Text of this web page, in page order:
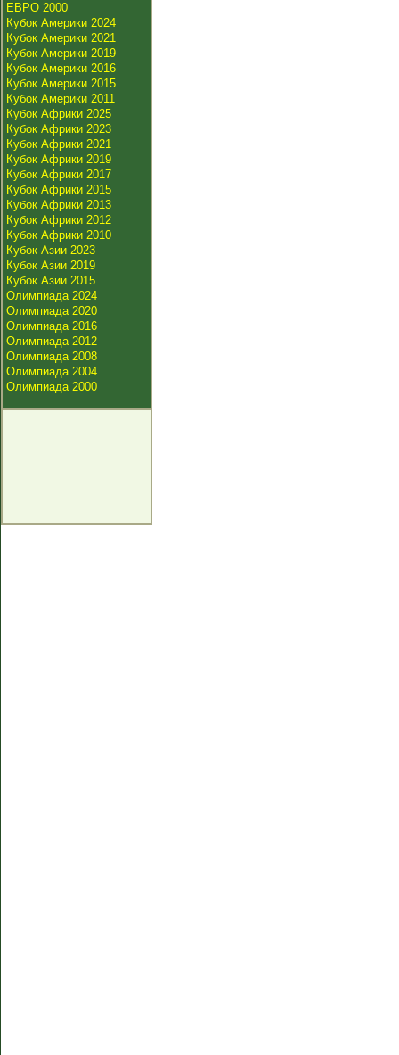
ЕВРО 2000
Кубок Америки 2024
Кубок Америки 2021
Кубок Америки 2019
Кубок Америки 2016
Кубок Америки 2015
Кубок Америки 2011
Кубок Африки 2025
Кубок Африки 2023
Кубок Африки 2021
Кубок Африки 2019
Кубок Африки 2017
Кубок Африки 2015
Кубок Африки 2013
Кубок Африки 2012
Кубок Африки 2010
Кубок Азии 2023
Кубок Азии 2019
Кубок Азии 2015
Олимпиада 2024
Олимпиада 2020
Олимпиада 2016
Олимпиада 2012
Олимпиада 2008
Олимпиада 2004
Олимпиада 2000